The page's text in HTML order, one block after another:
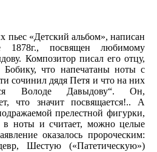
пьес «Детский альбом», написан
посвящен любимому
Композитор писал его отцу,
что напечатаны ноты с
сочинил дядя Петя и что на них
Володе Давыдову“. Он,
что значит посвящается!.. А
прелестной фигурки,
в ноты и считает, можно целые
оказалось пророческим:
Шестую («Патетическую»)